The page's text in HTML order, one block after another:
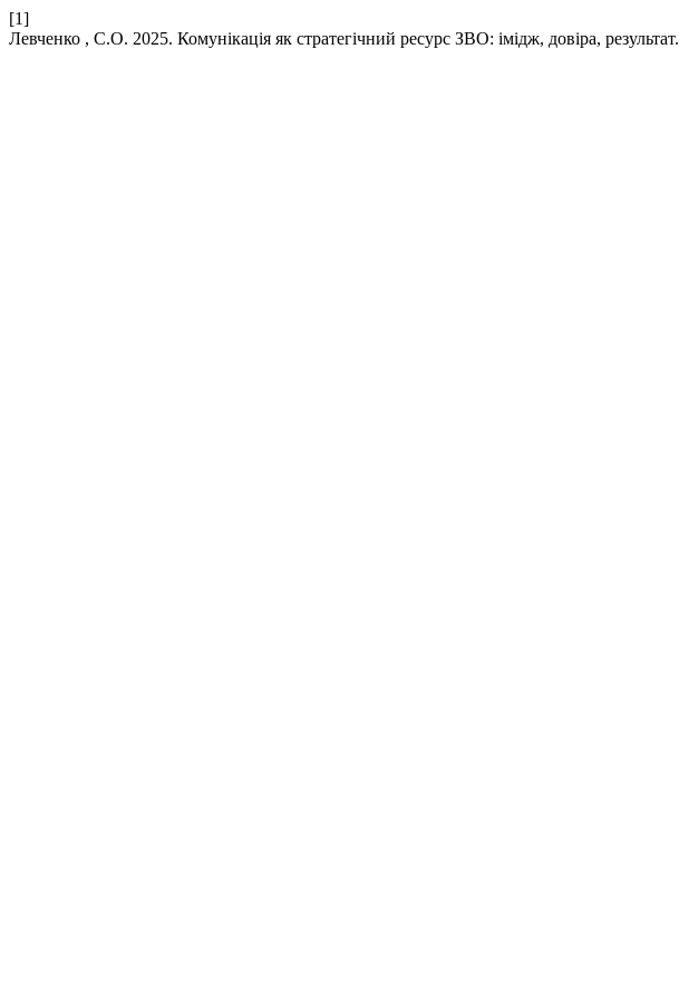
[1]
Левченко , С.О. 2025. Комунікація як стратегічний ресурс ЗВО: імідж, довіра, результат.